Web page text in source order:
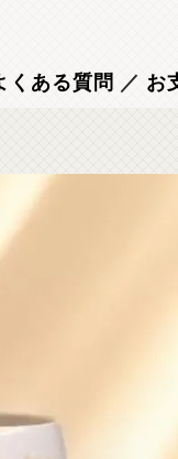
くある質問 ／ お